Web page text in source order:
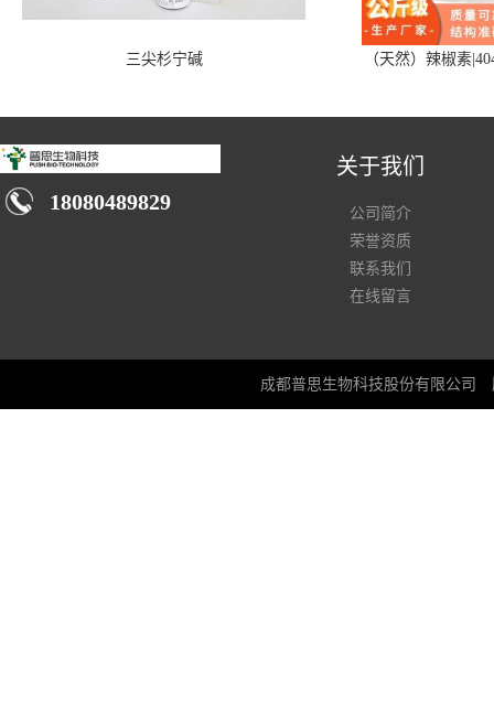
三尖杉宁碱 （天然）辣椒素
18080489829
关于我们
公司简介
荣誉资质
联系我们
在线留言
成都普思生物科技股份有限公司